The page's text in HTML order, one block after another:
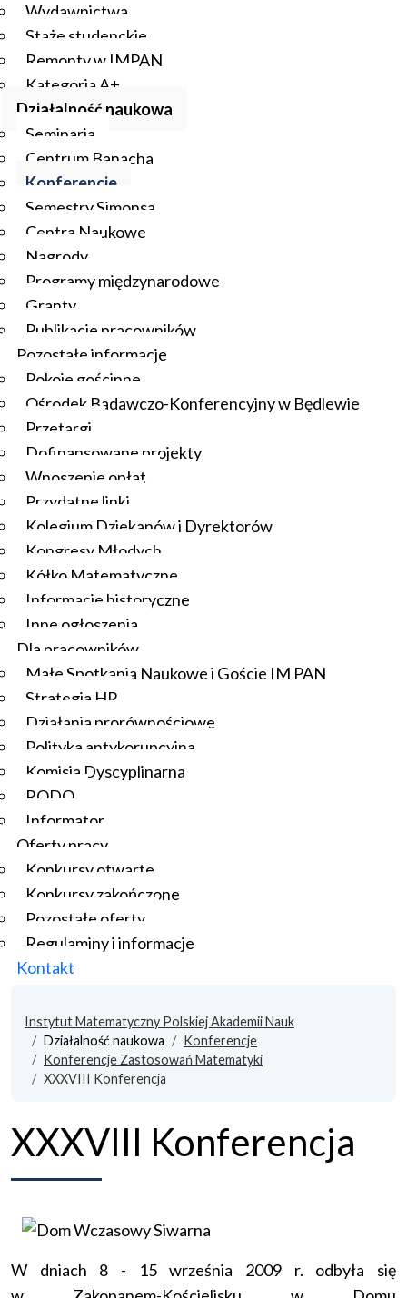
Wydawnictwa
Staże studenckie
Remonty w IMPAN
Kategoria A+
Działalność naukowa
Seminaria
Centrum Banacha
Konferencje
Semestry Simonsa
Centra Naukowe
Nagrody
Programy międzynarodowe
Granty
Publikacje pracowników
Pozostałe informacje
Pokoje gościnne
Ośrodek Badawczo-Konferencyjny w Będlewie
Przetargi
Dofinansowane projekty
Wnoszenie opłat
Przydatne linki
Kolegium Dziekanów i Dyrektorów
Kongresy Młodych
Kółko Matematyczne
Informacje historyczne
Inne ogłoszenia
Dla pracowników
Małe Spotkania Naukowe i Goście IM PAN
Strategia HR
Działania prorównościowe
Polityka antykorupcyjna
Komisja Dyscyplinarna
RODO
Informator
Oferty pracy
Konkursy otwarte
Konkursy zakończone
Pozostałe oferty
Regulaminy i informacje
Kontakt
Instytut Matematyczny Polskiej Akademii Nauk
Działalność naukowa
Konferencje
Konferencje Zastosowań Matematyki
XXXVIII Konferencja
XXXVIII Konferencja
W dniach 8 - 15 września 2009 r. odbyła się